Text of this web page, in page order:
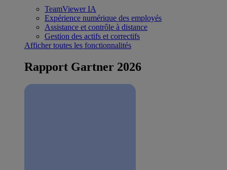
TeamViewer IA
Expérience numérique des employés
Assistance et contrôle à distance
Gestion des actifs et correctifs
Afficher toutes les fonctionnalités
Rapport Gartner 2026